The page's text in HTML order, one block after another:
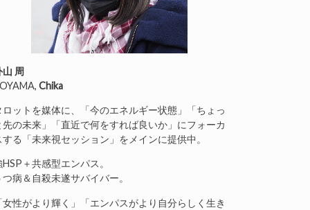
山 周
Chika
ロットを媒体に、「今のエネルギー状態」「ちょっ
先の未来」「直近で何をすれば良いか」にフォーカ
する「未来視セッション」をメインに提供中。
HSP＋共感型エンパス。
つ病＆自殺未遂サバイバー。
女性がより輝く」「エンパスがより自分らしく生き